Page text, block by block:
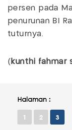
persen pada
penurunan BI
tuturnya.
( kunthi fahmar
Halaman :
1 2 3